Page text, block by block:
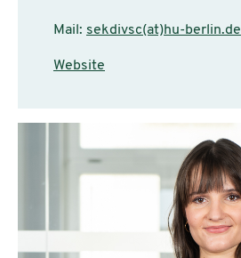
Mail: sekdivsc(at)hu-berlin.de
Website